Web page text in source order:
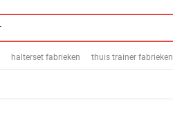
halterset fabrieken thuis trainer fabrieken